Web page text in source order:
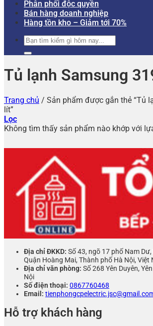
Phân phối độc quyền
Bán hàng doanh nghiệp
Hàng tồn kho – Giảm tới 70%
Tìm
kiếm:
Tủ lạnh Samsung
Trang chủ / Sản phẩm được gắn thẻ “Tủ
lít”
Lọc
Không tìm thấy sản phẩm nào khớp với
Địa chỉ ĐKKD: Số 43, ngõ 17 phố Nam
Quận Hoàng Mai, Thành phố Hà Nội, Việt
Địa chỉ văn phòng: Số 268 Yên Duyên,
Nội
Số điện thoại: 0867760468
Email:
Hỗ trợ khách hàng